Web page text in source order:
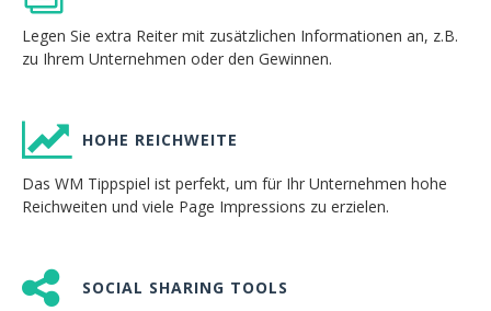
Legen Sie extra Reiter mit zusätzlichen Informationen an, z.B.
zu Ihrem Unternehmen oder den Gewinnen.
HOHE REICHWEITE
Das WM Tippspiel ist perfekt, um für Ihr Unternehmen hohe
Reichweiten und viele Page Impressions zu erzielen.
SOCIAL SHARING TOOLS